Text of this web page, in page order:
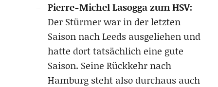
Pierre-Michel Lasogga zum HSV:
Der Stürmer war in der letzten
Saison nach Leeds ausgeliehen und
hatte dort tatsächlich eine gute
Saison. Seine Rückkehr nach
Hamburg steht also durchaus auch